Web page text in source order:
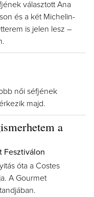
választott Ana
és a két Michelin-
is jelen lesz –
női séfjének
majd.
a
Fesztiválon
óta a Costes
A Gourmet